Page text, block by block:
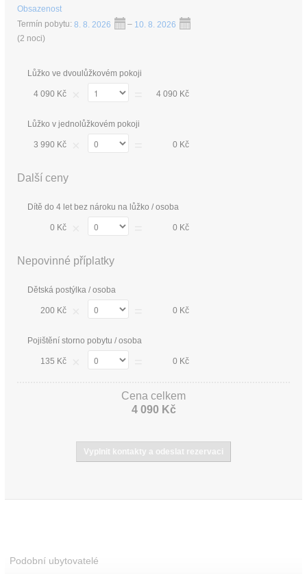
Obsazenost
Termín pobytu: 8. 8. 2026 – 10. 8. 2026
(2 noci)
Lůžko ve dvoulůžkovém pokoji
4 090 Kč 4 090 Kč
Lůžko v jednolůžkovém pokoji
3 990 Kč 0 Kč
Další ceny
Dítě do 4 let bez nároku na lůžko / osoba
0 Kč 0 Kč
Nepovinné příplatky
Dětská postýlka / osoba
200 Kč 0 Kč
Pojištění storno pobytu / osoba
135 Kč 0 Kč
Cena celkem
4 090 Kč
Podobní ubytovatelé